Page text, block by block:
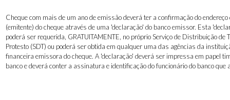
Cheque com mais de um ano de emissão deverá ter a confirmação do endereço
(emitente) do cheque através de uma 'declaração' do banco emissor. Esta
poderá ser requerida, GRATUITAMENTE, no próprio Serviço de Distribuição de
Protesto (SDT) ou poderá ser obtida em qualquer uma das agências da
financeira emissora do cheque. A 'declaração' deverá ser impressa em papel
banco e deverá conter a assinatura e identificação do funcionário do banco que